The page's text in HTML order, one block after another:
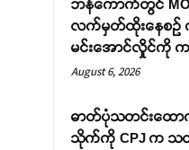
ဘန်ကောက်တွင် MOU
လက်မှတ်ထိုးနေစဉ်
မင်းအောင်လှိုင်ကို
August 6, 2026
ဓာတ်ပုံသတင်းထော
သိုက်ကို CPJ က သ